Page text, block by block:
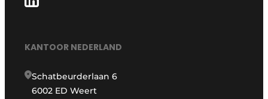
KANTOOR NEDERLAND
Schatbeurderlaan 6
6002 ED Weert